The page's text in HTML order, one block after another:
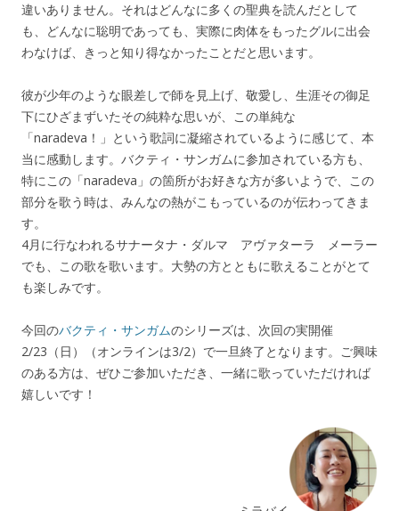
違いありません。それはどんなに多くの聖典を読んだとして
も、どんなに聡明であっても、実際に肉体をもったグルに出会
わなけば、きっと知り得なかったことだと思います。
彼が少年のような眼差しで師を見上げ、敬愛し、生涯その御足
下にひざまずいたその純粋な思いが、この単純な
「naradeva！」という歌詞に凝縮されているように感じて、本
当に感動します。バクティ・サンガムに参加されている方も、
特にこの「naradeva」の箇所がお好きな方が多いようで、この
部分を歌う時は、みんなの熱がこもっているのが伝わってきま
す。
4月に行なわれるサナータナ・ダルマ アヴァターラ メーラー
でも、この歌を歌います。大勢の方とともに歌えることがとて
も楽しみです。
今回のバクティ・サンガムのシリーズは、次回の実開催
2/23（日）（オンラインは3/2）で一旦終了となります。ご興味
のある方は、ぜひご参加いただき、一緒に歌っていただければ
嬉しいです！